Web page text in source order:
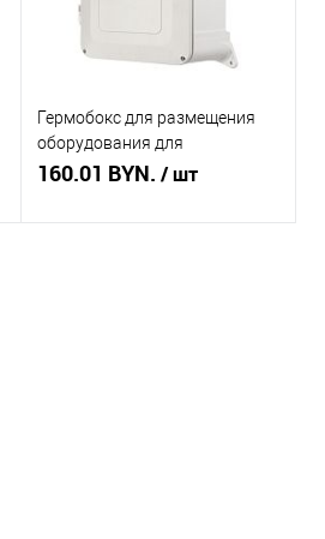
Гермобокс для размещения
оборудования для
видеонаблюдения
160.01 BYN. / шт